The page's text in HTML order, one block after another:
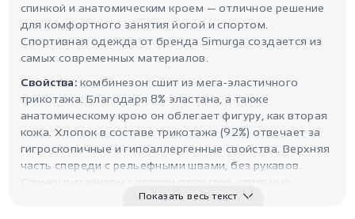
спинкой и анатомическим кроем — отличное решение
для комфортного занятия йогой и спортом.
Спортивная одежда от бренда Simurga создается из
самых современных материалов.
Свойства: комбинезон сшит из мега-эластичного
трикотажа. Благодаря 8% эластана, а также
анатомическому крою он облегает фигуру, как вторая
кожа. Хлопок в составе трикотажа (92%) отвечает за
гигроскопичные и гипоаллергенные свойства. Верхняя
часть спереди с рельефными швами, без рукавов.
Спинку дизайнеры сделали открытой, стильный
переплет надежно фиксирует изделие на фигуре. Низ
Показать весь текст